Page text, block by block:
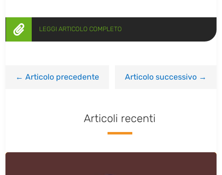
 LEGGI ARTICOLO COMPLETO
←Articolo precedente Articolo successivo→
Articoli recenti